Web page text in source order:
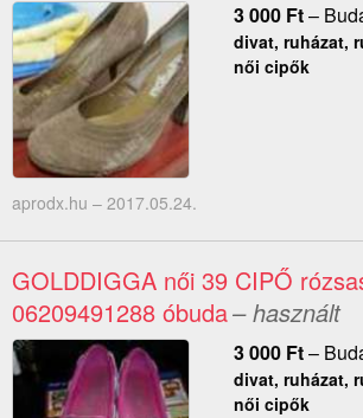
3 000 Ft–
divat, ruházat,
női cipők
aprodx.hu – 2017.05.24.
GOLDDIGGA női 39 CIPŐ
06209491288 óbuda– használt
3 000 Ft–
divat, ruházat,
női cipők